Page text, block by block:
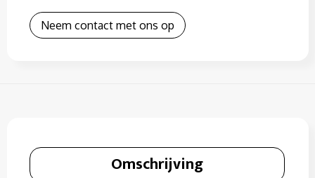
Neem contact met ons op
Omschrijving